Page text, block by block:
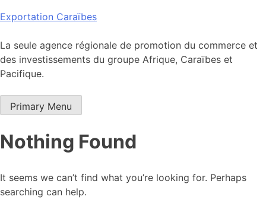
Skip
content
Exportation Caraïbes
La seule agence régionale de promotion du commerce et
des investissements du groupe Afrique, Caraïbes et
Pacifique.
Primary Menu
Nothing Found
It seems we can’t find what you’re looking for. Perhaps
searching can help.